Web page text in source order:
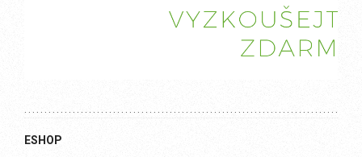
ESHOP